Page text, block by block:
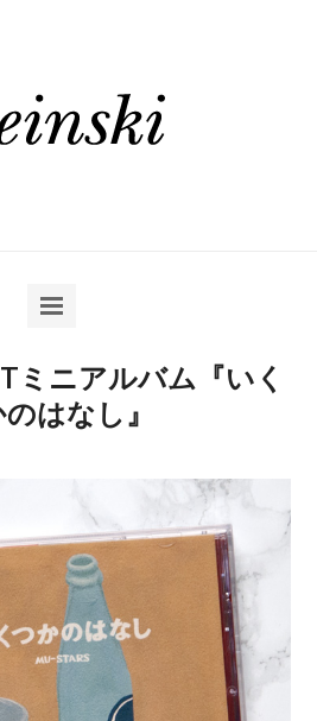
ミニアルバム『いく
はなし』